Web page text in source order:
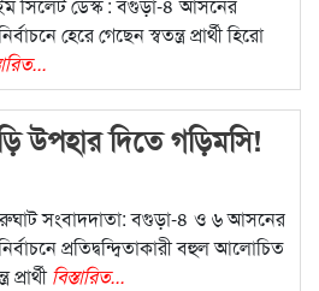
হেরে গেছেন স্বতন্ত্র প্রার্থী হিরো
উপহার দিতে গড়িমসি!
সংবাদদাতা: বগুড়া-৪ ও ৬ আসনের
প্রতিদ্বন্দ্বিতাকারী বহুল আলোচিত
প্রার্থীবিস্তারিত...